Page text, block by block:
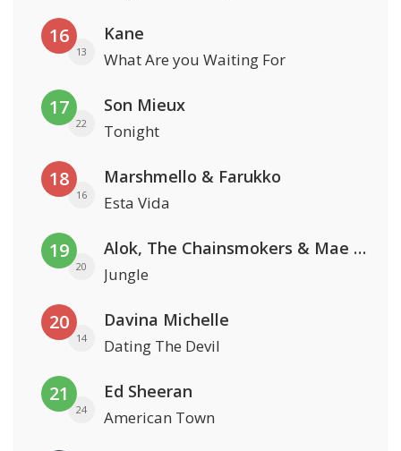
16
13
Kane
What Are you Waiting For
17
22
Son Mieux
Tonight
18
16
Marshmello & Farukko
Esta Vida
19
20
Alok, The Chainsmokers & Mae Stephens
Jungle
20
14
Davina Michelle
Dating The Devil
21
24
Ed Sheeran
American Town